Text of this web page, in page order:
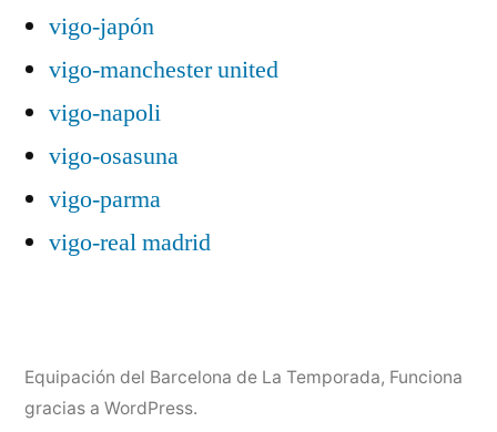
vigo-japón
vigo-manchester united
vigo-napoli
vigo-osasuna
vigo-parma
vigo-real madrid
Equipación del Barcelona de La Temporada, Funciona
gracias a WordPress.